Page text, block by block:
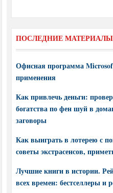
ПОСЛЕДНИЕ МАТЕРИАЛЫ
Офисная программа
применения
Как привлечь деньги:
богатства по фен шуй в
заговоры
Как выиграть в лотерею с
советы экстрасенсов,
Лучшие книги в истории.
всех времен: бестселлеры